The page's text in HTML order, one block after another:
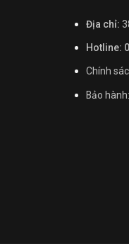
Địa chỉ:
Hotline:
Chính
Bảo